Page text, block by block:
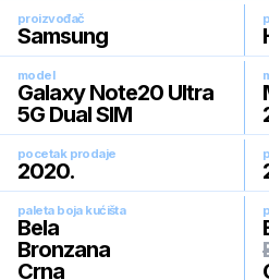
proizvođač
Samsung
model
Galaxy Note20 Ultra
5G Dual SIM
pocetak prodaje
2020.
paleta boja kućišta
Bela
Bronzana
Crna